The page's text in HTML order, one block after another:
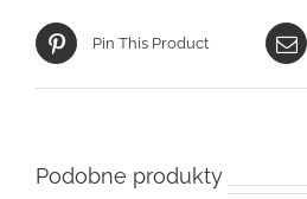
Pin This Product
Podobne produkty